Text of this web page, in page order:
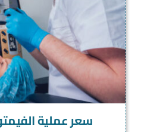
سعر عملية